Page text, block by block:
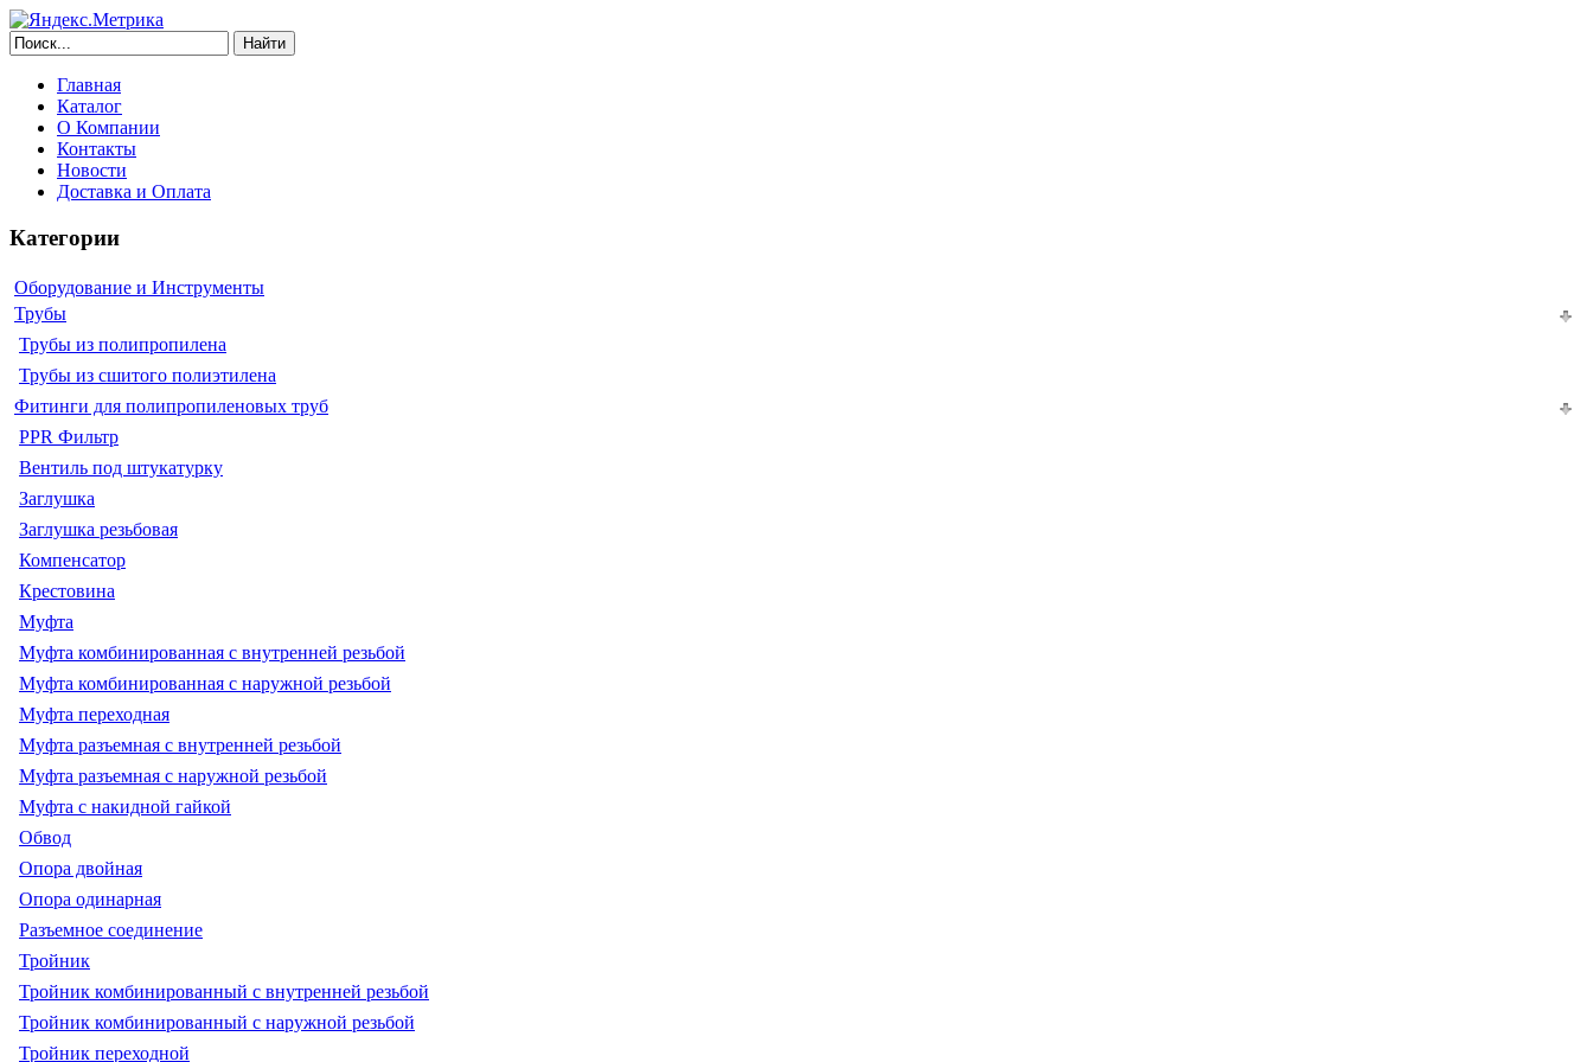
Найти
Главная
Каталог
О Компании
Контакты
Новости
Доставка и Оплата
Категории
Оборудование и Инструменты
Трубы
Трубы из полипропилена
Трубы из сшитого полиэтилена
Фитинги для полипропиленовых труб
PPR Фильтр
Вентиль под штукатурку
Заглушка
Заглушка резьбовая
Компенсатор
Крестовина
Муфта
Муфта комбинированная с внутренней резьбой
Муфта комбинированная с наружной резьбой
Муфта переходная
Муфта разъемная с внутренней резьбой
Муфта разъемная с наружной резьбой
Муфта с накидной гайкой
Обвод
Опора двойная
Опора одинарная
Разъемное соединение
Тройник
Тройник комбинированный с внутренней резьбой
Тройник комбинированный с наружной резьбой
Тройник переходной